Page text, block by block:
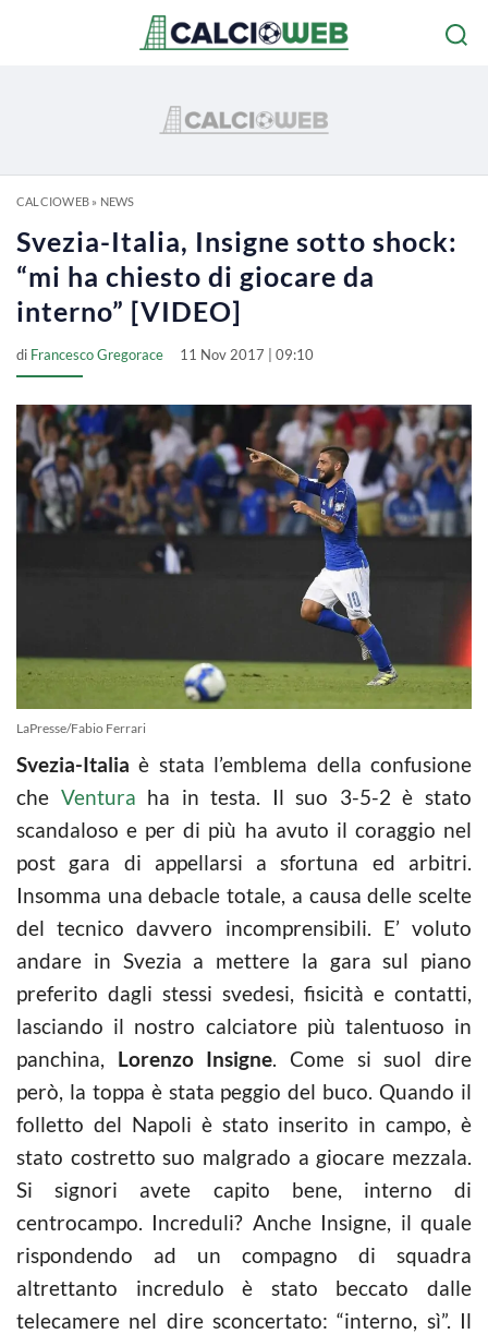
CALCIOWEB» NEWS
Svezia-Italia, Insigne sotto shock:
“mi ha chiesto di giocare da
interno” [VIDEO]
di Francesco Gregorace 11 Nov 2017 | 09:10
LaPresse/Fabio Ferrari
Svezia-Italia è stata l’emblema della confusione
che Ventura ha in testa. Il suo 3-5-2 è stato
scandaloso e per di più ha avuto il coraggio nel
post gara di appellarsi a sfortuna ed arbitri.
Insomma una debacle totale, a causa delle scelte
del tecnico davvero incomprensibili. E’ voluto
andare in Svezia a mettere la gara sul piano
preferito dagli stessi svedesi, fisicità e contatti,
lasciando il nostro calciatore più talentuoso in
panchina, Lorenzo Insigne. Come si suol dire
però, la toppa è stata peggio del buco. Quando il
folletto del Napoli è stato inserito in campo, è
stato costretto suo malgrado a giocare mezzala.
Si signori avete capito bene, interno di
centrocampo. Increduli? Anche Insigne, il quale
rispondendo ad un compagno di squadra
altrettanto incredulo è stato beccato dalle
telecamere nel dire sconcertato: “interno, sì”. Il